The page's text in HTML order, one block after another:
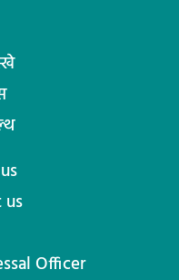
us
Officer